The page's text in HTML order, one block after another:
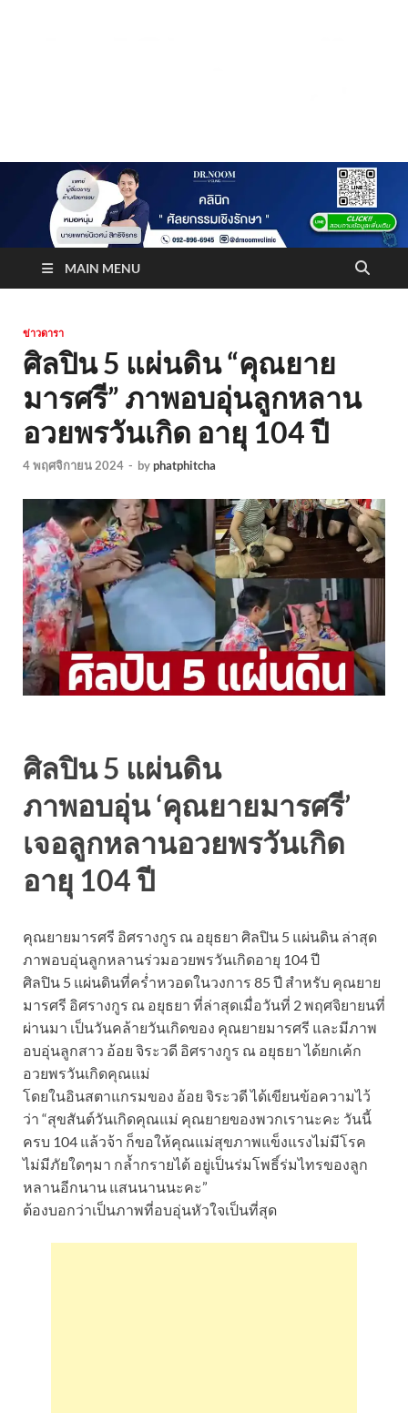
Truststoreonline
MAIN MENU
ข่าวดารา
ศิลปิน 5 แผ่นดิน “คุณยาย
มารศรี” ภาพอบอุ่นลูกหลาน
อวยพรวันเกิด อายุ 104 ปี
4 พฤศจิกายน 2024 - byphatphitcha
ศิลปิน 5 แผ่นดิน
ภาพอบอุ่น ‘คุณยายมารศรี’
เจอลูกหลานอวยพรวันเกิด
อายุ 104 ปี
คุณยายมารศรี อิศรางกูร ณ อยุธยา ศิลปิน 5 แผ่นดิน ล่าสุด
ภาพอบอุ่นลูกหลานร่วมอวยพรวันเกิดอายุ 104 ปี
ศิลปิน 5 แผ่นดินที่คร่ำหวอดในวงการ 85 ปี สำหรับ คุณยาย
มารศรี อิศรางกูร ณ อยุธยา ที่ล่าสุดเมื่อวันที่ 2 พฤศจิยายนที่
ผ่านมา เป็นวันคล้ายวันเกิดของ คุณยายมารศรี และมีภาพ
อบอุ่นลูกสาว อ้อย จิระวดี อิศรางกูร ณ อยุธยา ได้ยกเค้ก
อวยพรวันเกิดคุณแม่
โดยในอินสตาแกรมของ อ้อย จิระวดี ได้เขียนข้อความไว้
ว่า “สุขสันต์วันเกิดคุณแม่ คุณยายของพวกเรานะคะ วันนี้
ครบ 104 แล้วจ้า ก็ขอให้คุณแม่สุขภาพแข็งแรงไม่มีโรค
ไม่มีภัยใดๆมา กล้ำกรายได้ อยู่เป็นร่มโพธิ์ร่มไทรของลูก
หลานอีกนาน แสนนานนะคะ”
ต้องบอกว่าเป็นภาพที่อบอุ่นหัวใจเป็นที่สุด